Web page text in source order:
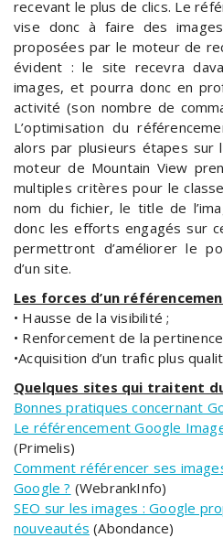
recevant le plus de clics. Le
vise donc à faire des
proposées par le moteur de
évident : le site recevra
images, et pourra donc en
activité (son nombre de
L’optimisation du
alors par plusieurs étapes sur
moteur de Mountain View
multiples critères pour le
nom du fichier, le title de
donc les efforts engagés sur
permettront d’améliorer le
d’un site.
Les forces d’un
• Hausse de la visibilité ;
• Renforcement de la
•Acquisition d’un trafic plus
Quelques sites qui traitent
Bonnes pratiques concernant
Le référencement Google
(Primelis)
Comment référencer ses
Google ? (WebrankInfo)
SEO sur les images : Google
nouveautés (Abondance)